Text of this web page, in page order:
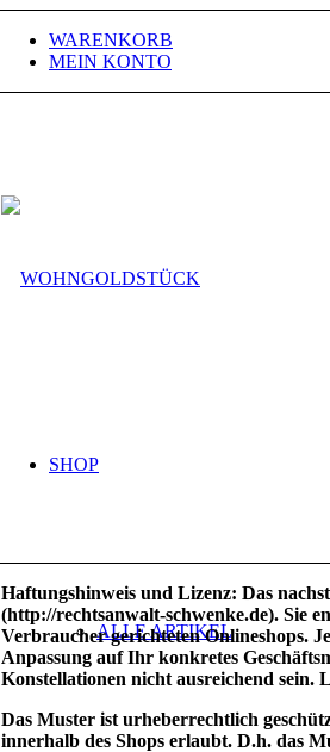
WARENKORB
MEIN KONTO
SHOP
ALLE ARTIKEL
Haftungshinweis und Lizenz: Das
(http://rechtsanwalt-schwenke.de). Sie
Verbraucher gerichteten Onlineshops.
Anpassung auf Ihr konkretes
Konstellationen nicht ausreichend sein.
Das Muster ist urheberrechtlich
innerhalb des Shops erlaubt. D.h. das